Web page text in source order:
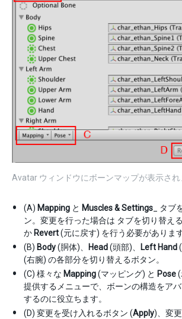
Avatar ウィンドウにボーンマップが表示され
(A) Mapping と Muscles & Settings _ タブ
ン。変更を行った場合は タブを切り替え
か Revert(元に戻す) を行う必要があります
(B) Body(胴体)、 Head(頭部)、 Left Hand
(右腕) の各部分を切り替えるボタン。
(C) 様々な Mapping(マッピング) と Pose(
提供するメニューで、ボーンの構造をア
するのに役立ちます。
(D) 変更を受け入れるボタン (Apply)、変